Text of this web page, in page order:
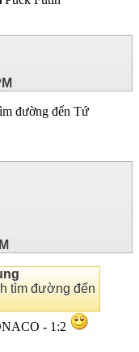
đường đến Tứ
tìm đường đến
- 1:2